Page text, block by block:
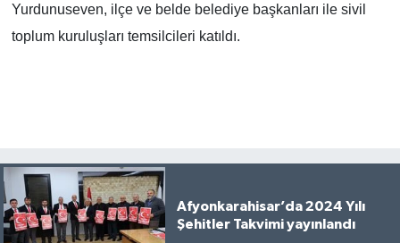
Yurdunuseven, ilçe ve belde belediye başkanları ile sivil
toplum kuruluşları temsilcileri katıldı.
Afyonkarahisar’da 2024 Yılı
Şehitler Takvimi yayınlandı